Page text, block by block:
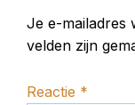
Je e-mailadres
velden zijn
Reactie *